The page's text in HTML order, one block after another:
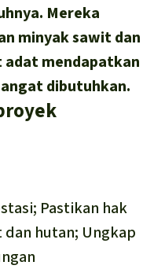
Mereka
minyak sawit dan
mendapatkan
dibutuhkan.
Pastikan hak
hutan; Ungkap